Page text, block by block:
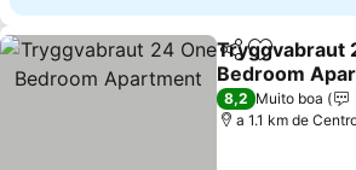
PartilharAdicionar
Tryggvabraut
Bedroom
Ver preços
8,2 Muito boa
a 1.1 km de